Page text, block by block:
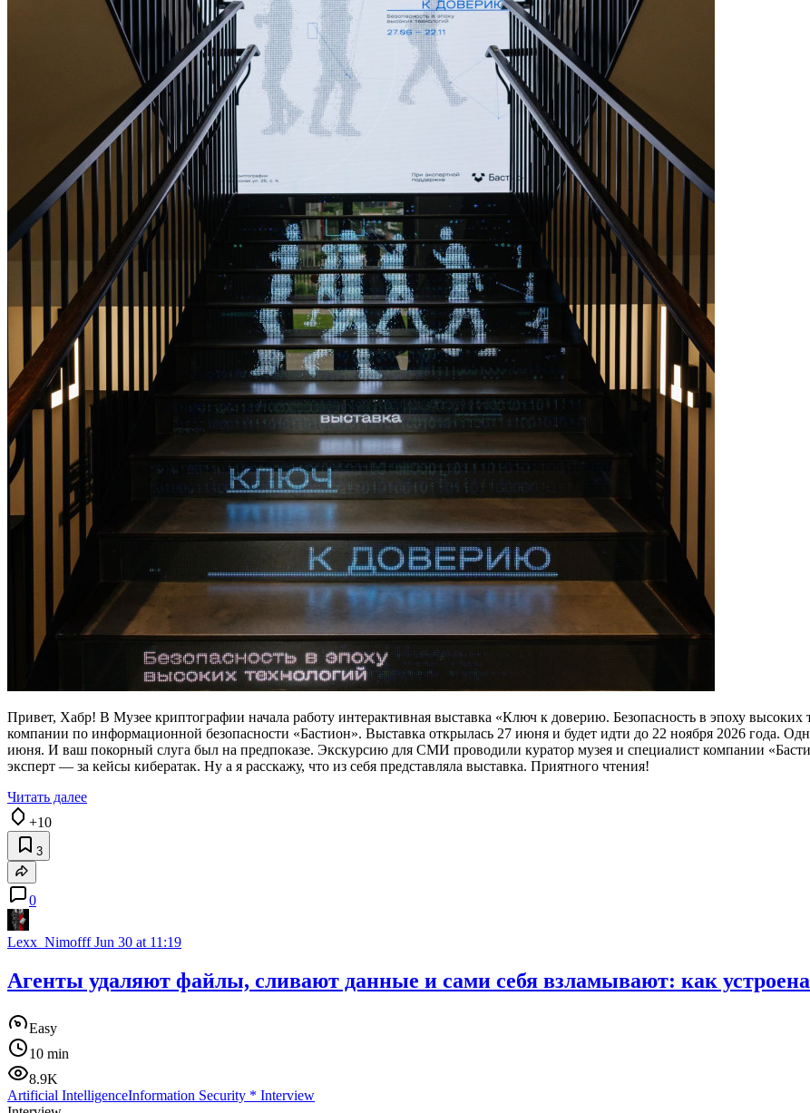
Привет, Хабр! В Музее криптографии начала работу интерактивная выставка «Ключ к доверию. Безопасность в эпоху
компании по информационной безопасности «Бастион». Выставка открылась 27 июня и будет идти до 22 ноября 2026 года.
июня. И ваш покорный слуга был на предпоказе. Экскурсию для СМИ проводили куратор музея и специалист компании
эксперт — за кейсы кибератак. Ну а я расскажу, что из себя представляла выставка. Приятного чтения!
Читать далее
+10
3
0
Lexx_NimofffJun 30 at 11:19
Агенты удаляют файлы, сливают данные и сами себя взламывают: как устроена
Easy
10 min
8.9K
Artificial IntelligenceInformation Security * Interview